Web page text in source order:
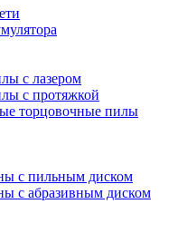
с лазером
с протяжкой
торцовочные пилы
с пильным диском
с абразивным диском